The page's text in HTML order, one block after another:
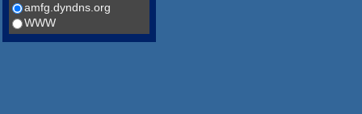
amfg.dyndns.org
WWW